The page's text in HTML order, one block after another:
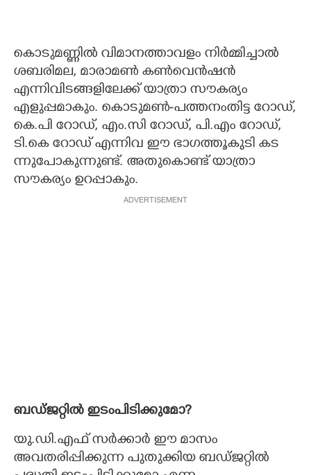
കൊടുമണ്ണിൽ വിമാനത്താവളം നിർമ്മിച്ചാൽ
ശബരിമല, മാരാമൺ കൺവെൻഷൻ
എന്നിവിടങ്ങളിലേക്ക് യാത്രാ സൗകര്യം
എളുപ്പമാകും. കൊടുമൺ-പത്തനംതിട്ട റോഡ്,
കെ.പി റോഡ്, എം.സി റോഡ്, പി.എം റോഡ്,
ടി.കെ റോഡ് എന്നിവ ഈ ഭാഗത്തൂകുടി കട
ന്നുപോകുന്നുണ്ട്. അതുകൊണ്ട് യാത്രാ
സൗകര്യം ഉറപ്പാകും.
ADVERTISEMENT
ബഡ്ജറ്റിൽ ഇടംപിടിക്കുമോ?
യു.ഡി.എഫ് സർക്കാർ ഈ മാസം
അവതരിപ്പിക്കുന്ന പുതുക്കിയ ബഡ്ജറ്റിൽ